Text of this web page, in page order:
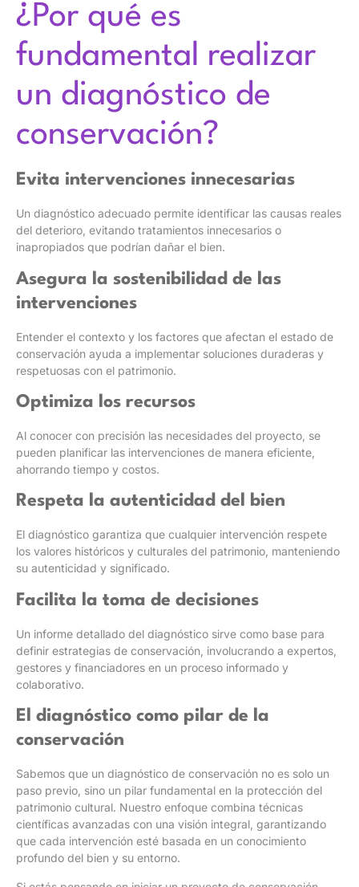
¿Por qué es
fundamental realizar
un diagnóstico de
conservación?
Evita intervenciones innecesarias
Un diagnóstico adecuado permite identificar las causas reales
del deterioro, evitando tratamientos innecesarios o
inapropiados que podrían dañar el bien.
Asegura la sostenibilidad de las
intervenciones
Entender el contexto y los factores que afectan el estado de
conservación ayuda a implementar soluciones duraderas y
respetuosas con el patrimonio.
Optimiza los recursos
Al conocer con precisión las necesidades del proyecto, se
pueden planificar las intervenciones de manera eficiente,
ahorrando tiempo y costos.
Respeta la autenticidad del bien
El diagnóstico garantiza que cualquier intervención respete
los valores históricos y culturales del patrimonio, manteniendo
su autenticidad y significado.
Facilita la toma de decisiones
Un informe detallado del diagnóstico sirve como base para
definir estrategias de conservación, involucrando a expertos,
gestores y financiadores en un proceso informado y
colaborativo.
El diagnóstico como pilar de la
conservación
Sabemos que un diagnóstico de conservación no es solo un
paso previo, sino un pilar fundamental en la protección del
patrimonio cultural. Nuestro enfoque combina técnicas
científicas avanzadas con una visión integral, garantizando
que cada intervención esté basada en un conocimiento
profundo del bien y su entorno.